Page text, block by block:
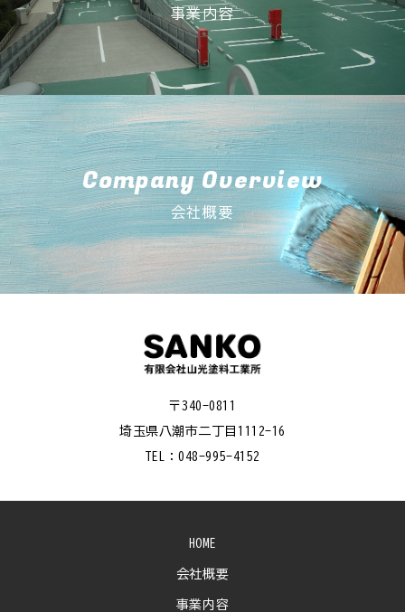
事業内容
Company Overview
会社概要
〒340-0811
埼玉県八潮市二丁目1112-16
TEL：048-995-4152
HOME
会社概要
事業内容